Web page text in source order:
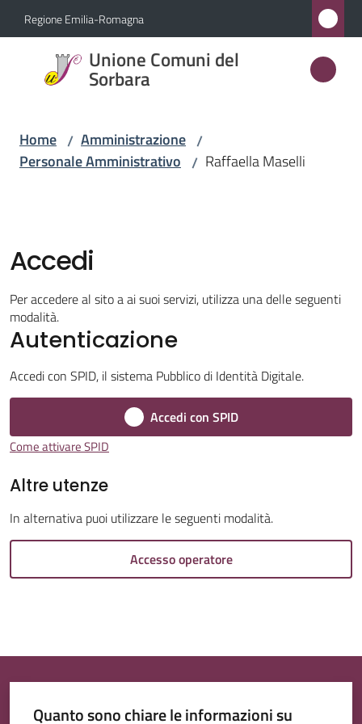
Vai al contenuto
Vai alla navigazione
Vai al footer
Regione Emilia-Romagna
Unione Comuni del
Sorbara
Unione
Comuni
Novità
Servizi
Vivere
gli
argomenti...
Home / Amministrazione /
Personale Amministrativo / Raffaella Maselli
Accedi
Per accedere al sito a ai suoi servizi, utilizza una delle seguenti
modalità.
Autenticazione
Accedi con SPID, il sistema Pubblico di Identità Digitale.
Accedi con SPID
Come attivare SPID
Altre utenze
In alternativa puoi utilizzare le seguenti modalità.
Accesso operatore
Quanto sono chiare le informazioni su